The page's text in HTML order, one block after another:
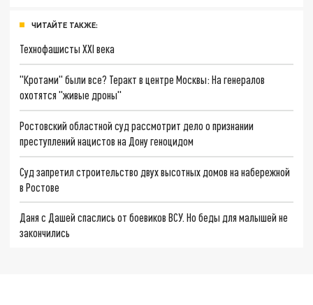
ЧИТАЙТЕ ТАКЖЕ:
Технофашисты XXI века
"Кротами" были все? Теракт в центре Москвы: На генералов
охотятся "живые дроны"
Ростовский областной суд рассмотрит дело о признании
преступлений нацистов на Дону геноцидом
Суд запретил строительство двух высотных домов на набережной
в Ростове
Даня с Дашей спаслись от боевиков ВСУ. Но беды для малышей не
закончились